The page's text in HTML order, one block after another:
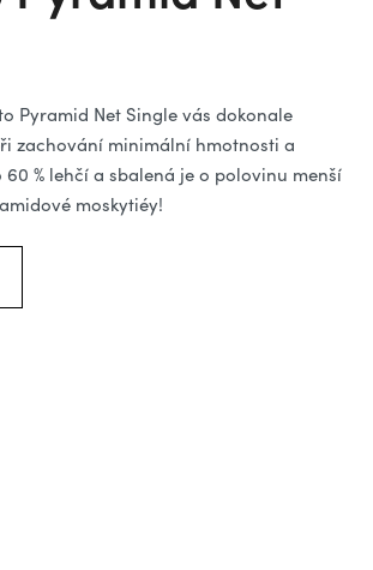
Pyramid Net Single vás dokonale
zachování minimální hmotnosti a
% lehčí a sbalená je o polovinu menší
moskytiéy!